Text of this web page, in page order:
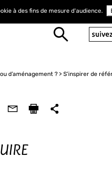
d’aménagement ? S'inspirer de
à des fins de mesure d'audience.